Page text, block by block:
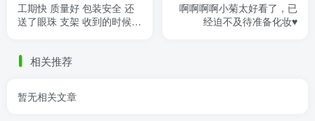
工期快 质量好 包装安全 还
送了眼珠 支架 收到的时候后
......
啊啊啊啊小菊太好看了，已
经迫不及待准备化妆♥
相关推荐
暂无相关文章